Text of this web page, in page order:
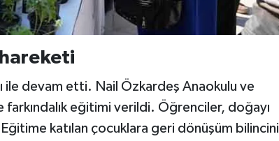
ile devam etti. Nail Özkardeş Anaokulu ve
eğitimi verildi. Öğrenciler, doğayı
katılan çocuklara geri dönüşüm bilincini